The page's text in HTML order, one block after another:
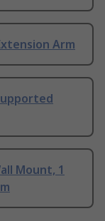
Arm
Mount, 1